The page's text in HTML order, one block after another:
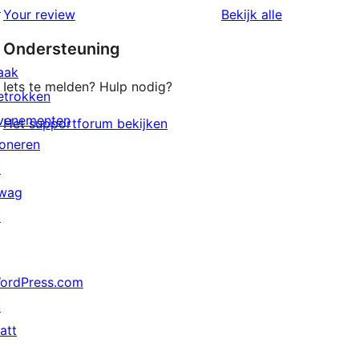
Your review Bekijk alle
Ondersteuning
Iets te melden? Hulp nodig?
Het supportforum bekijken